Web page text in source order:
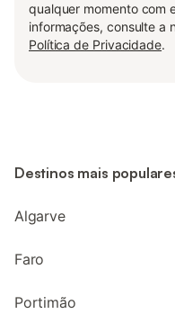
qualquer momento com
informações, consulte a
Política de Privacidade.
Destinos mais
Algarve
Faro
Portimão